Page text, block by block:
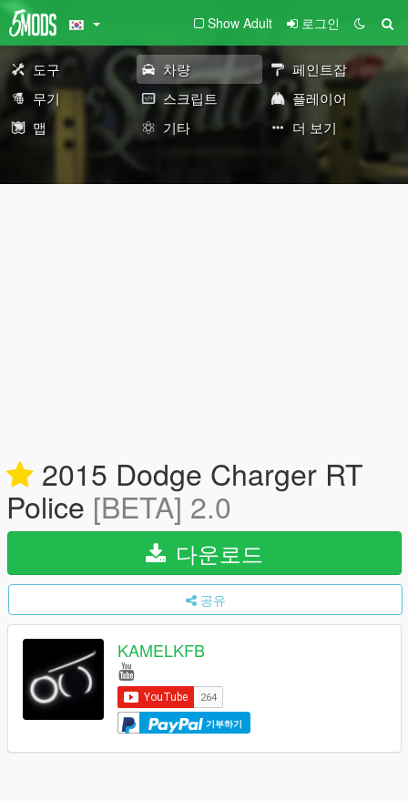
Show Adult 로그인
도구 차량
페인트잡
무기
스크립트
플레이어
맵
기타 더 보기
2015 Dodge Charger RT
Police [BETA] 2.0
다운로드
공유
KAMELKFB
기부하기